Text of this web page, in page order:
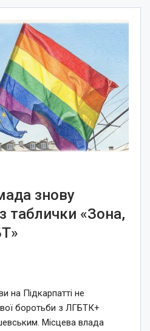
знову
таблички «Зона,
на Підкарпатті не
боротьби з ЛГБТК+
Місцева влада